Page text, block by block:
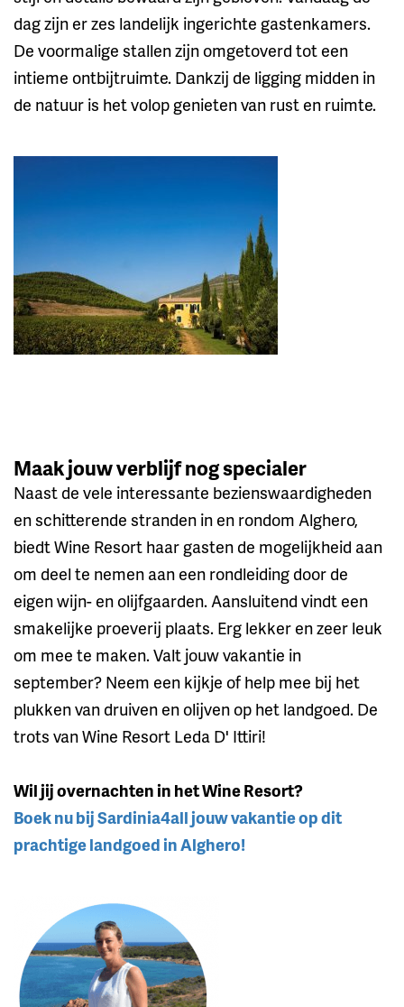
dag zijn er zes landelijk ingerichte gastenkamers.
De voormalige stallen zijn omgetoverd tot een
intieme ontbijtruimte. Dankzij de ligging midden in
de natuur is het volop genieten van rust en ruimte.
Maak jouw verblijf nog specialer
Naast de vele interessante bezienswaardigheden
en schitterende stranden in en rondom Alghero,
biedt Wine Resort haar gasten de mogelijkheid aan
om deel te nemen aan een rondleiding door de
eigen wijn- en olijfgaarden. Aansluitend vindt een
smakelijke proeverij plaats. Erg lekker en zeer leuk
om mee te maken. Valt jouw vakantie in
september? Neem een kijkje of help mee bij het
plukken van druiven en olijven op het landgoed. De
trots van Wine Resort Leda D' Ittiri!
Wil jij overnachten in het Wine Resort?
Boek nu bij Sardinia4all jouw vakantie op dit
prachtige landgoed in Alghero!